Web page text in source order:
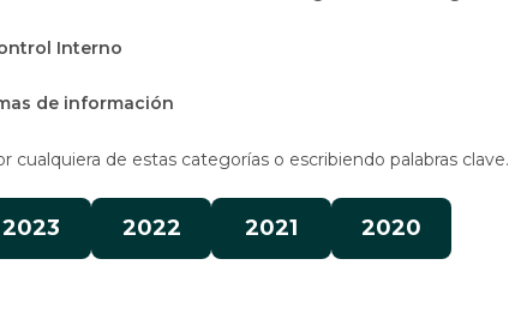
Interno
de información
de estas categorías o escribiendo palabras clave.
2023 2022 2021 2020